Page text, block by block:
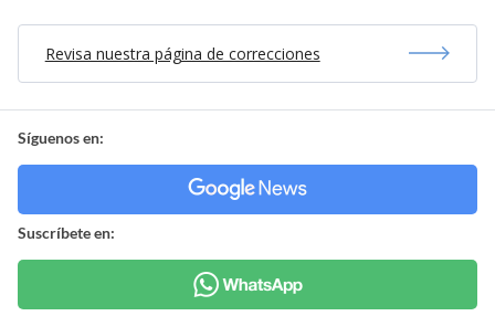
Revisa nuestra página de correcciones
Síguenos en:
Suscríbete en: